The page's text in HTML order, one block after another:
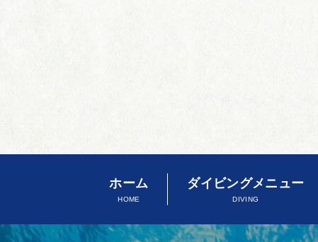
ホーム
HOME
ダイビングメニュー
DIVING